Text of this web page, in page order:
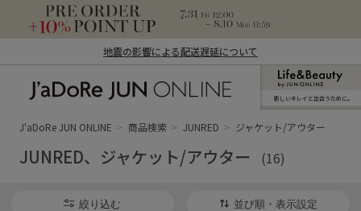
地震の影響による配送遅延について
ン オンライン）
新しいキレイと出合うために。
J'aDoRe JUN ONLINE 商品検索 JUNRED ジャケット/アウター
JUNRED、ジャケット/アウター (16)
絞り込む 並び順・表示設定